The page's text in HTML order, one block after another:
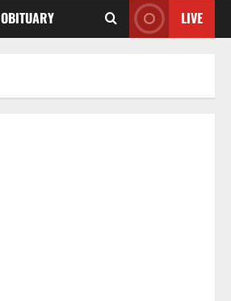
OBITUARY LIVE